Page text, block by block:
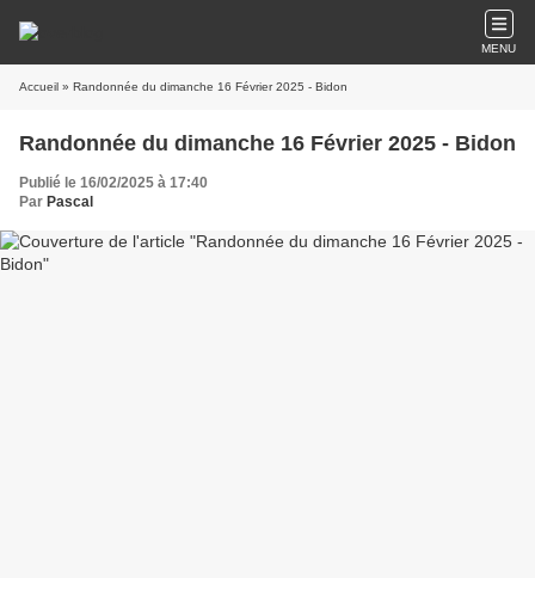
MENU
Accueil » Randonnée du dimanche 16 Février 2025 - Bidon
Randonnée du dimanche 16 Février 2025 - Bidon
Publié le 16/02/2025 à 17:40
Par Pascal